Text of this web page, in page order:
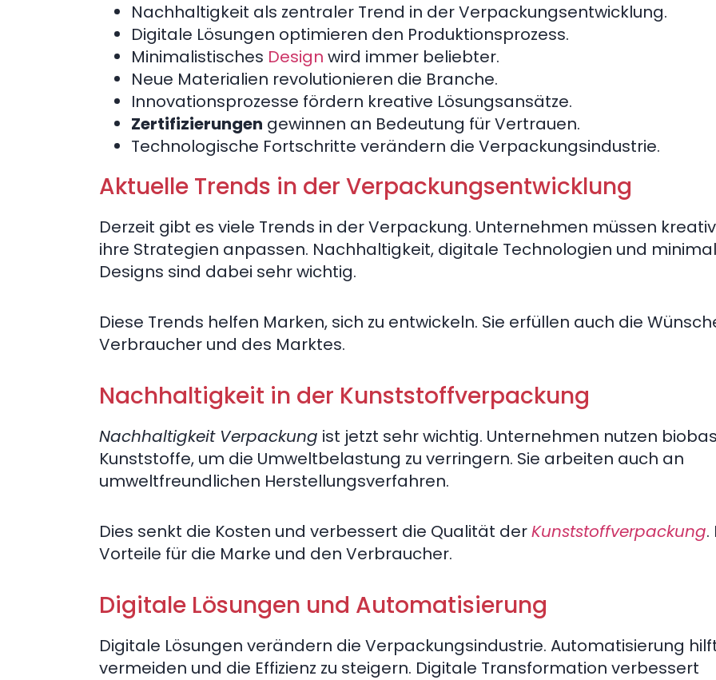
Nachhaltigkeit als zentraler Trend in der Verpackungsentwicklung.
Digitale Lösungen optimieren den Produktionsprozess.
Minimalistisches Design wird immer beliebter.
Neue Materialien revolutionieren die Branche.
Innovationsprozesse fördern kreative Lösungsansätze.
Zertifizierungen gewinnen an Bedeutung für Vertrauen.
Technologische Fortschritte verändern die Verpackungsindustrie.
Aktuelle Trends in der Verpackungsentwicklung
Derzeit gibt es viele Trends in der Verpackung. Unternehmen müssen
ihre Strategien anpassen. Nachhaltigkeit, digitale Technologien und
Designs sind dabei sehr wichtig.
Diese Trends helfen Marken, sich zu entwickeln. Sie erfüllen auch die
Verbraucher und des Marktes.
Nachhaltigkeit in der Kunststoffverpackung
Nachhaltigkeit Verpackung ist jetzt sehr wichtig. Unternehmen nutzen
Kunststoffe, um die Umweltbelastung zu verringern. Sie arbeiten auch an
umweltfreundlichen Herstellungsverfahren.
Dies senkt die Kosten und verbessert die Qualität derKunststoffverpackung.
Vorteile für die Marke und den Verbraucher.
Digitale Lösungen und Automatisierung
Digitale Lösungen verändern die Verpackungsindustrie. Automatisierung
vermeiden und die Effizienz zu steigern. Digitale Transformation verbessert